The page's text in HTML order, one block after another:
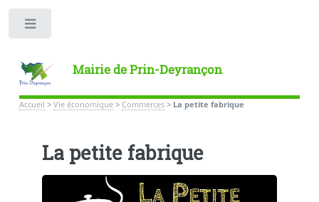
Mairie de Prin-Deyrançon
Accueil > Vie économique> Commerces> La petite fabrique
La petite fabrique